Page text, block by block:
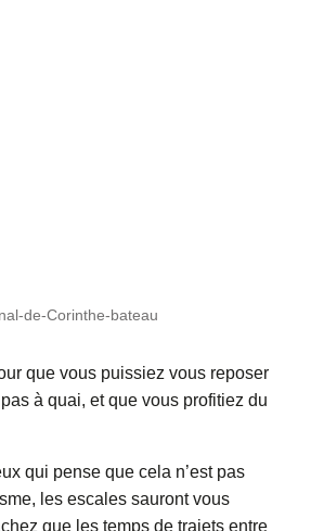
de-Corinthe-bateau
que vous puissiez vous reposer
à quai, et que vous profitiez du
qui pense que cela n’est pas
les escales sauront vous
que les temps de trajets entre